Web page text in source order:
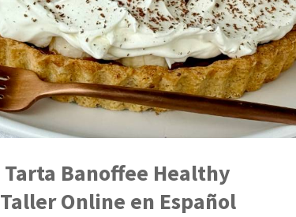
Tarta Banoffee Healthy
Taller Online en Español